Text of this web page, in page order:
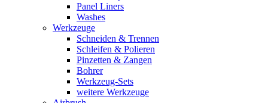
Panel Liners
Washes
Werkzeuge
Schneiden & Trennen
Schleifen & Polieren
Pinzetten & Zangen
Bohrer
Werkzeug-Sets
weitere Werkzeuge